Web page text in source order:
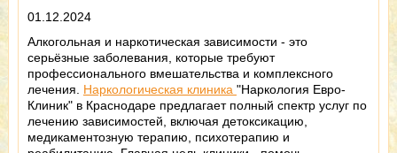
01.12.2024
Алкогольная и наркотическая зависимости - это
серьёзные заболевания, которые требуют
профессионального вмешательства и комплексного
лечения. Наркологическая клиника "Наркология Евро-
Клиник" в Краснодаре предлагает полный спектр услуг по
лечению зависимостей, включая детоксикацию,
медикаментозную терапию, психотерапию и